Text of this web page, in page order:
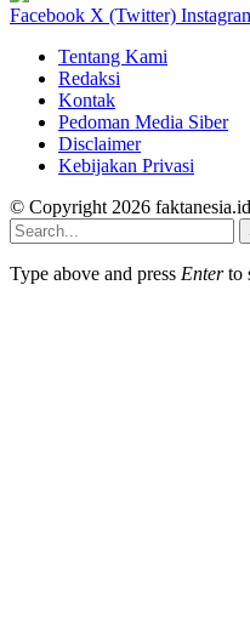
Facebook X (Twitter)
Tentang Kami
Redaksi
Kontak
Pedoman Media Siber
Disclaimer
Kebijakan Privasi
© Copyright 2026
Type above and press Enterto